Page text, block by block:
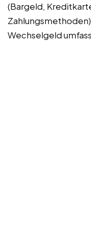
(Bargeld,
Wechselgeld